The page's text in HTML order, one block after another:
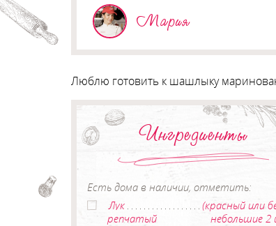
Мария
Люблю готовить к шашлыку
Ингредиенты
Есть дома в наличии, отметить:
Лук
репчатый
(красный или
небольшие